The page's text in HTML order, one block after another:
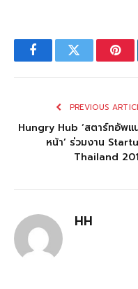
FacebookTwitter
PREVIOUS
Hungry Hub ‘สตาร์ทอัพแ
หน้า’ ร่วมงาน
Thailand
HH